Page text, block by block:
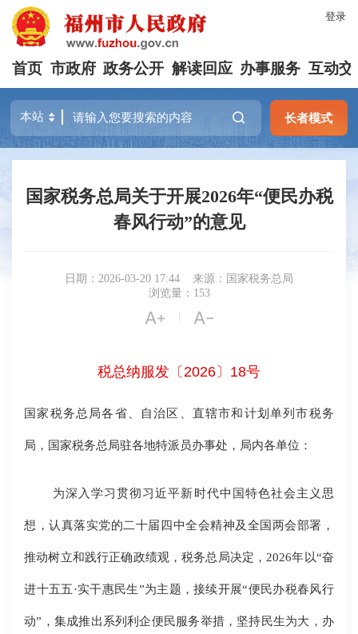
登录
首页 市政府 政务公开 解读回应 办事服务 互动交
长者模式
国家税务总局关于开展2026年“便民办税
春风行动”的意见
日期：2026-03-20 17:44
来源：国家税务总局
浏览量：153
 | 
税总纳服发〔2026〕18号
国家税务总局各省、自治区、直辖市和计划单列市税务
局，国家税务总局驻各地特派员办事处，局内各单位：
为深入学习贯彻习近平新时代中国特色社会主义思
想，认真落实党的二十届四中全会精神及全国两会部署，
推动树立和践行正确政绩观，税务总局决定，2026年以“奋
进十五五·实干惠民生”为主题，接续开展“便民办税春风行
动”，集成推出系列利企便民服务举措，坚持民生为大，办